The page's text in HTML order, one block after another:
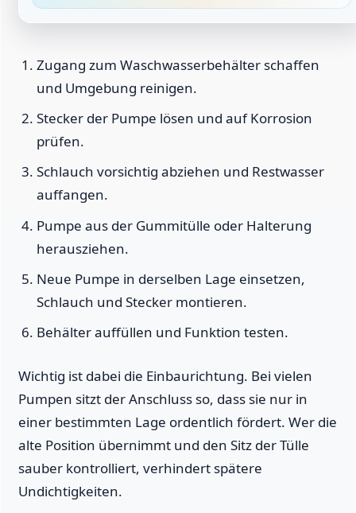
Zugang zum Waschwasserbehälter schaffen
und Umgebung reinigen.
Stecker der Pumpe lösen und auf Korrosion
prüfen.
Schlauch vorsichtig abziehen und Restwasser
auffangen.
Pumpe aus der Gummitülle oder Halterung
herausziehen.
Neue Pumpe in derselben Lage einsetzen,
Schlauch und Stecker montieren.
Behälter auffüllen und Funktion testen.
Wichtig ist dabei die Einbaurichtung. Bei vielen
Pumpen sitzt der Anschluss so, dass sie nur in
einer bestimmten Lage ordentlich fördert. Wer die
alte Position übernimmt und den Sitz der Tülle
sauber kontrolliert, verhindert spätere
Undichtigkeiten.